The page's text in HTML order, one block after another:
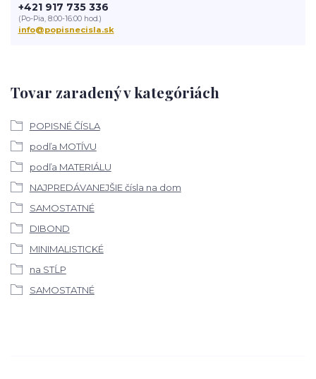
Tovar zaradený v kategóriách
POPISNÉ ČÍSLA
podľa MOTÍVU
podľa MATERIÁLU
NAJPREDÁVANEJŠIE čísla na dom
SAMOSTATNÉ
DIBOND
MINIMALISTICKÉ
na STĹP
SAMOSTATNÉ
+421 917 735 336
(Po-Pia, 8:00-16:00 hod.)
info@popisnecisla.sk